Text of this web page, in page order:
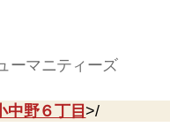
ーマニティーズ
中野６丁目>/